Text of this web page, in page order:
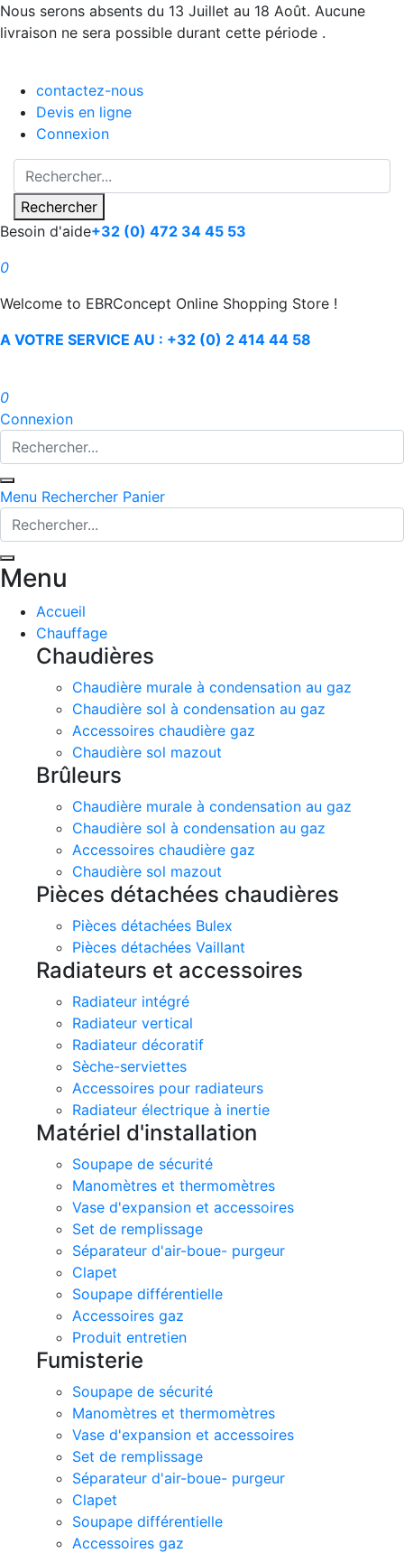
Nous serons absents du 13 Juillet au 18 Août. Aucune
livraison ne sera possible durant cette période .
contactez-nous
Devis en ligne
Connexion
Rechercher
Besoin d'aide+32 (0) 472 34 45 53
0
Welcome to EBRConcept Online Shopping Store !
A VOTRE SERVICE AU : +32 (0) 2 414 44 58
0
Connexion
Menu Rechercher Panier
Menu
Accueil
Chauffage
Chaudières
Chaudière murale à condensation au gaz
Chaudière sol à condensation au gaz
Accessoires chaudière gaz
Chaudière sol mazout
Brûleurs
Chaudière murale à condensation au gaz
Chaudière sol à condensation au gaz
Accessoires chaudière gaz
Chaudière sol mazout
Pièces détachées chaudières
Pièces détachées Bulex
Pièces détachées Vaillant
Radiateurs et accessoires
Radiateur intégré
Radiateur vertical
Radiateur décoratif
Sèche-serviettes
Accessoires pour radiateurs
Radiateur électrique à inertie
Matériel d'installation
Soupape de sécurité
Manomètres et thermomètres
Vase d'expansion et accessoires
Set de remplissage
Séparateur d'air-boue- purgeur
Clapet
Soupape différentielle
Accessoires gaz
Produit entretien
Fumisterie
Soupape de sécurité
Manomètres et thermomètres
Vase d'expansion et accessoires
Set de remplissage
Séparateur d'air-boue- purgeur
Clapet
Soupape différentielle
Accessoires gaz